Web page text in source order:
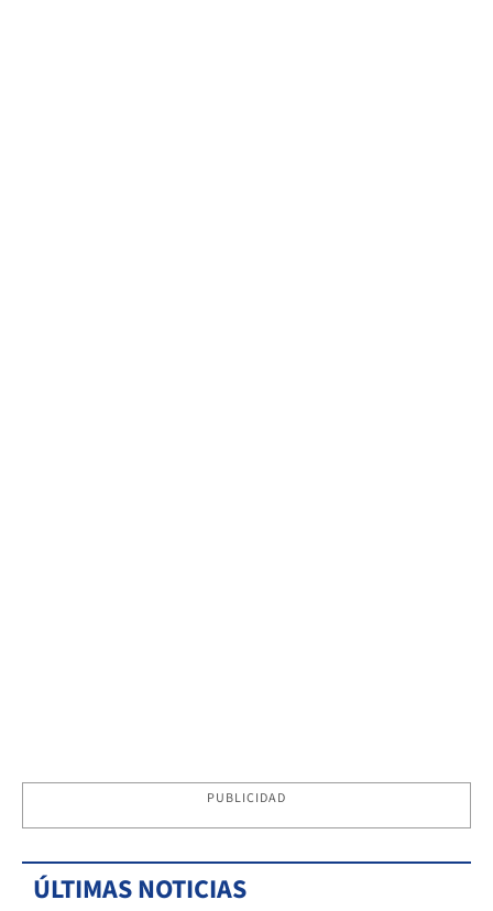
PUBLICIDAD
ÚLTIMAS NOTICIAS